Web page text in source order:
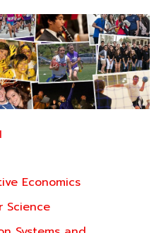
Economics
Science